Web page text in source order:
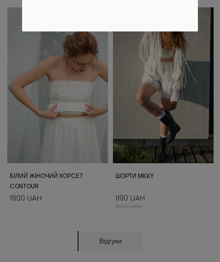
БІЛИЙ ЖІНОЧИЙ КОРСЕТ
CONTOUR
1900 UAH
ШОРТИ MILKY
1190 UAH
1500 UAH
Відгуки